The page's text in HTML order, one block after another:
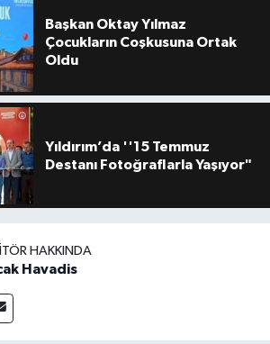
Başkan Oktay Yılmaz
Çocukların Coşkusuna Ortak
Oldu
Yıldırım’da ''15 Temmuz
Destanı Fotoğraflarla Yaşıyor"
HAKKINDA
Havadis